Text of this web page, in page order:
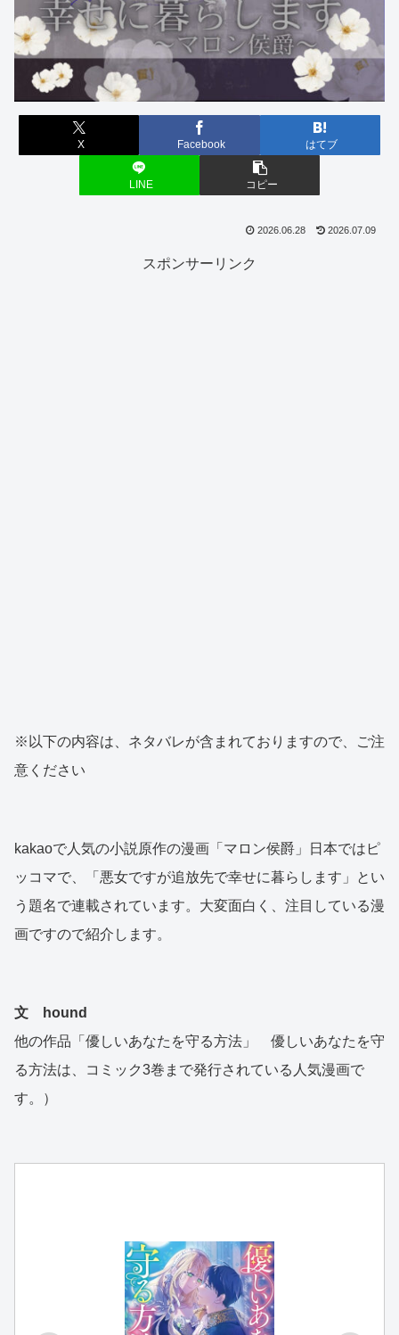
X Facebook はてブ
LINE コピー
2026.06.28 2026.07.09
スポンサーリンク
※以下の内容は、ネタバレが含まれておりますので、ご注
意ください
kakaoで人気の小説原作の漫画「マロン侯爵」日本ではピ
ッコマで、「悪女ですが追放先で幸せに暮らします」とい
う題名で連載されています。大変面白く、注目している漫
画ですので紹介します。
文 hound
他の作品「優しいあなたを守る方法」 優しいあなたを守
る方法は、コミック3巻まで発行されている人気漫画で
す。）